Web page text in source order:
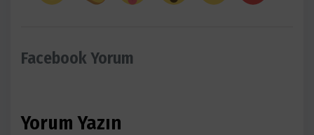
Facebook Yorum
Yorum Yazın